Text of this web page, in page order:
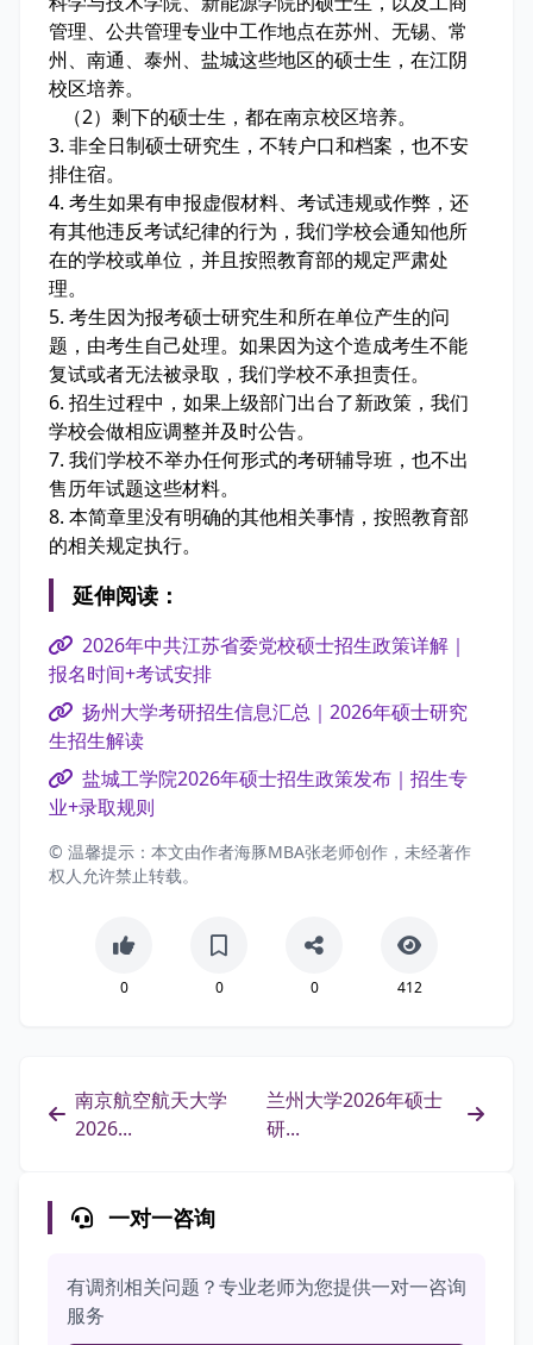
管理、公共管理专业中工作地点在苏州、无锡、常
州、南通、泰州、盐城这些地区的硕士生，在江阴
校区培养。
（2）剩下的硕士生，都在南京校区培养。
3. 非全日制硕士研究生，不转户口和档案，也不安
排住宿。
4. 考生如果有申报虚假材料、考试违规或作弊，还
有其他违反考试纪律的行为，我们学校会通知他所
在的学校或单位，并且按照教育部的规定严肃处
理。
5. 考生因为报考硕士研究生和所在单位产生的问
题，由考生自己处理。如果因为这个造成考生不能
复试或者无法被录取，我们学校不承担责任。
6. 招生过程中，如果上级部门出台了新政策，我们
学校会做相应调整并及时公告。
7. 我们学校不举办任何形式的考研辅导班，也不出
售历年试题这些材料。
8. 本简章里没有明确的其他相关事情，按照教育部
的相关规定执行。
延伸阅读：
2026年中共江苏省委党校硕士招生政策详解｜
报名时间+考试安排
扬州大学考研招生信息汇总｜2026年硕士研究
生招生解读
盐城工学院2026年硕士招生政策发布｜招生专
业+录取规则
© 温馨提示：本文由作者海豚MBA张老师创作，未经著作
权人允许禁止转载。
0 0 0 412
南京航空航天大学
2026...
兰州大学2026年硕士
研...
一对一咨询
有调剂相关问题？专业老师为您提供一对一咨询
服务